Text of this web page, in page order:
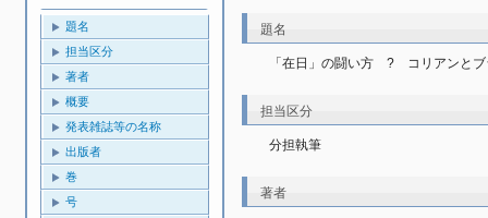
題名
担当区分
著者
概要
発表雑誌等の名称
出版者
巻
号
題名
「在日」の闘い方　?　コリアンと
担当区分
分担執筆
著者